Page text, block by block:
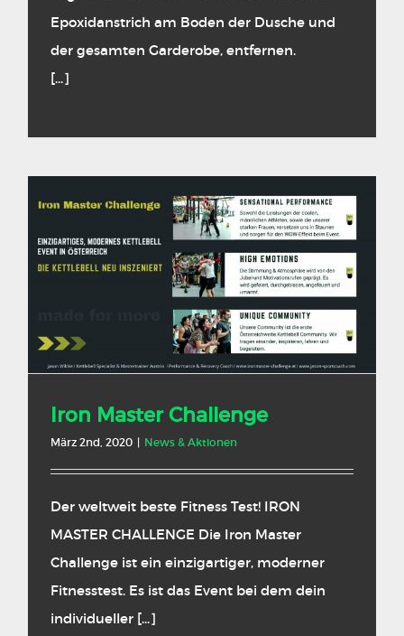
Epoxidanstrich am Boden der Dusche und
der gesamten Garderobe, entfernen.
[...]
Iron Master Challenge
März 2nd, 2020 | News & Aktionen
Der weltweit beste Fitness Test! IRON
MASTER CHALLENGE Die Iron Master
Challenge ist ein einzigartiger, moderner
Fitnesstest. Es ist das Event bei dem dein
individueller [...]